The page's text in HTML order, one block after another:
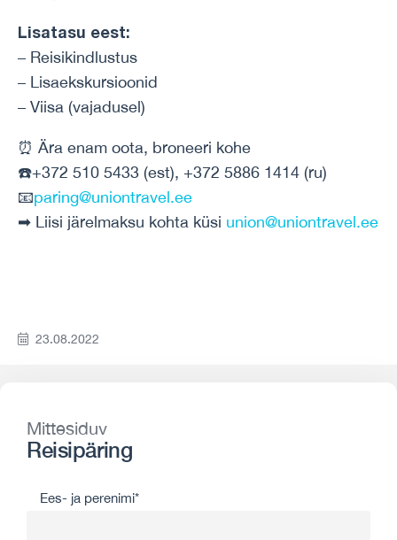
Lisatasu eest:
– Reisikindlustus
– Lisaekskursioonid
– Viisa (vajadusel)
⏰ Ära enam oota, broneeri kohe
☎️+372 510 5433 (est), +372 5886 1414 (ru)
📧paring@uniontravel.ee
➡ Liisi järelmaksu kohta küsi union@uniontravel.ee
23.08.2022
Mittesiduv
Reisipäring
Ees- ja perenimi*